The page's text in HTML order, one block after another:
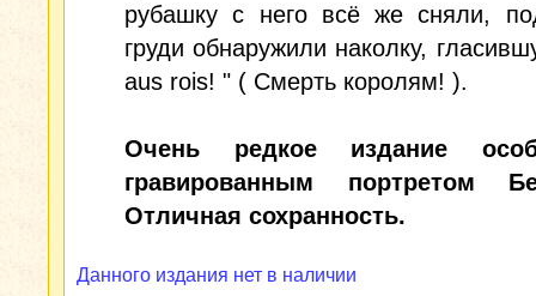
рубашку с него всё же сняли,
груди обнаружили наколку,
aus rois! " ( Смерть королям! ).
Очень редкое издание
гравированным портретом
Отличная сохранность.
Данного издания нет в наличии